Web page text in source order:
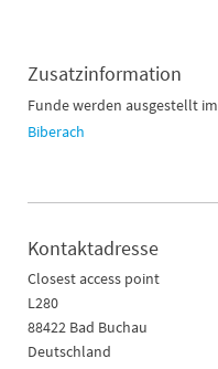
Zusatzinformation
Funde werden ausgestellt im
Biberach
Kontaktadresse
Closest access point
L280
88422 Bad Buchau
Deutschland